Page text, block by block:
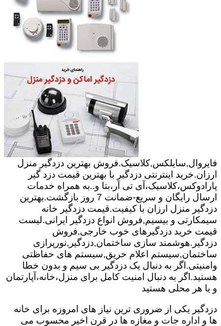
فایروال,سایلکس,کلاسیک.فروش بهترین دزدگیر منزل
ارزان.خرید اینترنتی دزدگیر با بهترین قیمت دزد گیر
پارادوکس،کلاسیک،آی تی آر،بتا و..به همراه خدمات
ارسال رایگان و سریع-ضمانت 7 روز بازگشت.بهترین
دزدگیر منزل ارزان با کیفیت.قیمت دزدگیر خانه
سیمکارتی و بیسیم,فروش انواع دزدگیر ایرانی.لیست
قیمت خرید دزدگیرهای خوب خارجی,فروش
دزدگیر.هوشمند سازی ساختمان,دزدگیر,نورپرازی
ساختمان,سیستم اعلام حریق,سیستم های حفاظتی
وامنیتی.اگر به دنبال یک دزدگیر بی سیم و بدون خطا
هستید.اگر به دنبال امنیت کامل برای منزل،خانه،آپارتمان
و یا هر محلی هستید
دزدگیر یکی از ضروری ترین نیاز های امروزه برای خانه
ها و اداره جات و مغازه ها در قرن اخیر محسوب می